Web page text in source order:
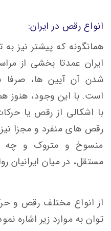
انواع رقص در ایران:
همانگونه که پیشتر نیز
ایران عمدتا بخشی از
شدن آن آیین ها، صرفا
است. با این وجود، هنوز
با اشکالی از رقص یا
رقص های منفرد و مجزا
منسوخ و متروک و چه
مستقل، در میان ایرانیان
از انواع مختلف رقص و
توان به موارد زیر اشاره